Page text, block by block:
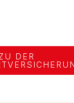
DER